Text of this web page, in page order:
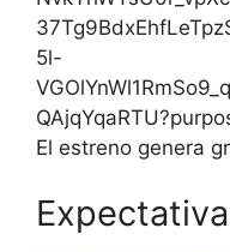
El estreno genera